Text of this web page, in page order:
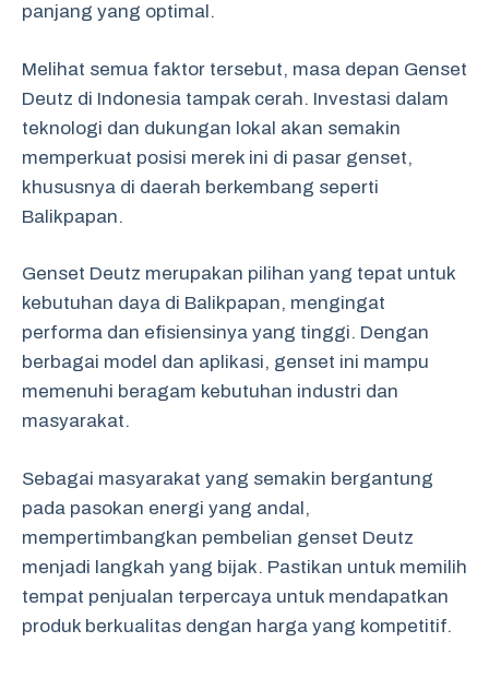
panjang yang optimal.
Melihat semua faktor tersebut, masa depan Genset
Deutz di Indonesia tampak cerah. Investasi dalam
teknologi dan dukungan lokal akan semakin
memperkuat posisi merek ini di pasar genset,
khususnya di daerah berkembang seperti
Balikpapan.
Genset Deutz merupakan pilihan yang tepat untuk
kebutuhan daya di Balikpapan, mengingat
performa dan efisiensinya yang tinggi. Dengan
berbagai model dan aplikasi, genset ini mampu
memenuhi beragam kebutuhan industri dan
masyarakat.
Sebagai masyarakat yang semakin bergantung
pada pasokan energi yang andal,
mempertimbangkan pembelian genset Deutz
menjadi langkah yang bijak. Pastikan untuk memilih
tempat penjualan terpercaya untuk mendapatkan
produk berkualitas dengan harga yang kompetitif.